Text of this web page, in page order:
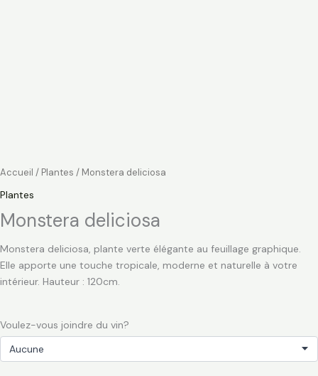
Accueil / Plantes / Monstera deliciosa
Plantes
Monstera deliciosa
Monstera deliciosa, plante verte élégante au feuillage graphique.
Elle apporte une touche tropicale, moderne et naturelle à votre
intérieur. Hauteur : 120cm.
Voulez-vous joindre du vin?